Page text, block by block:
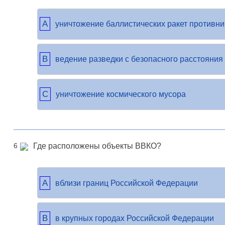
A уничтожение баллистических ракет
B ведение разведки с безопасного расстояния
C уничтожение космического мусора
6 Где расположены объекты ВВКО?
A вблизи границ Российской Федерации
B в крупных городах Российской Федерации